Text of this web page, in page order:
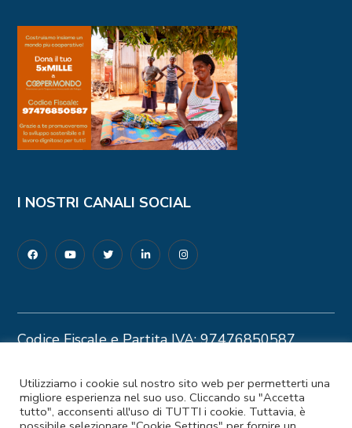
I NOSTRI CANALI SOCIAL
Codice Fiscale e Partita IVA: 97476850587
© 2025 Coopermondo | Customizzato da
Ideapura.it
Utilizziamo i cookie sul nostro sito web per permetterti una
migliore esperienza nel suo uso. Cliccando su "Accetta
tutto", acconsenti all'uso di TUTTI i cookie. Tuttavia, è